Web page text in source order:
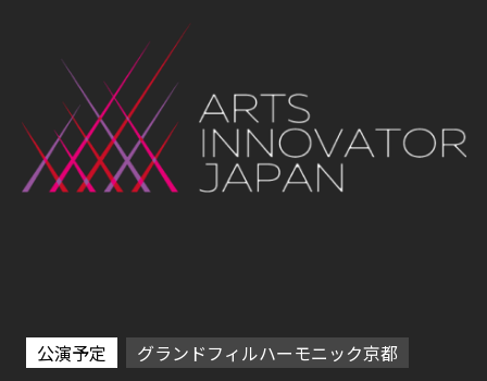
公演予定
グランドフィルハーモニック京都